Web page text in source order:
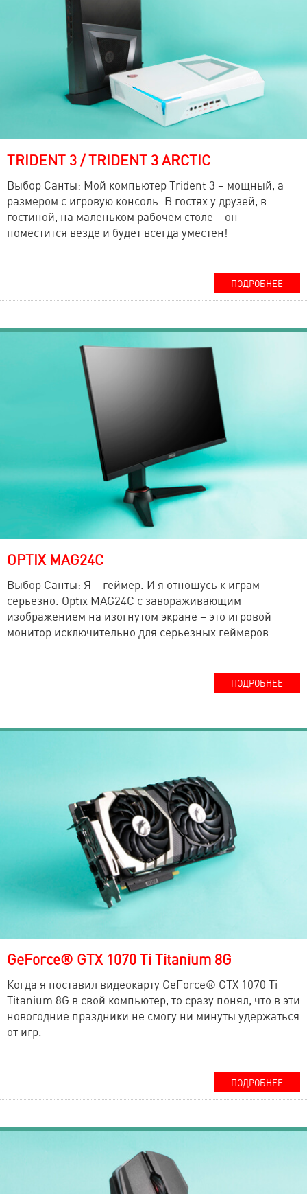
TRIDENT 3 / TRIDENT 3 ARCTIC
Выбор Санты: Мой компьютер Trident 3 – мощный, а
размером с игровую консоль. В гостях у друзей, в
гостиной, на маленьком рабочем столе – он
поместится везде и будет всегда уместен!
ПОДРОБНЕЕ
OPTIX MAG24C
Выбор Санты: Я – геймер. И я отношусь к играм
серьезно. Optix MAG24C с завораживающим
изображением на изогнутом экране – это игровой
монитор исключительно для серьезных геймеров.
ПОДРОБНЕЕ
GeForce® GTX 1070 Ti Titanium 8G
Когда я поставил видеокарту GeForce® GTX 1070 Ti
Titanium 8G в свой компьютер, то сразу понял, что в эти
новогодние праздники не смогу ни минуты удержаться
от игр.
ПОДРОБНЕЕ